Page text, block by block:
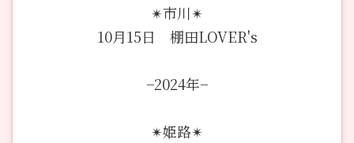
✴︎市川✴︎
10月15日 棚田LOVER's
−2024年−
✴︎姫路✴︎